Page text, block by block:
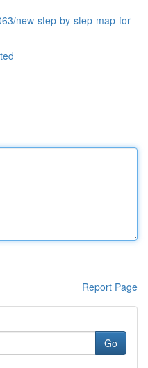
new-step-by-step-map-for-
Report Page
Go